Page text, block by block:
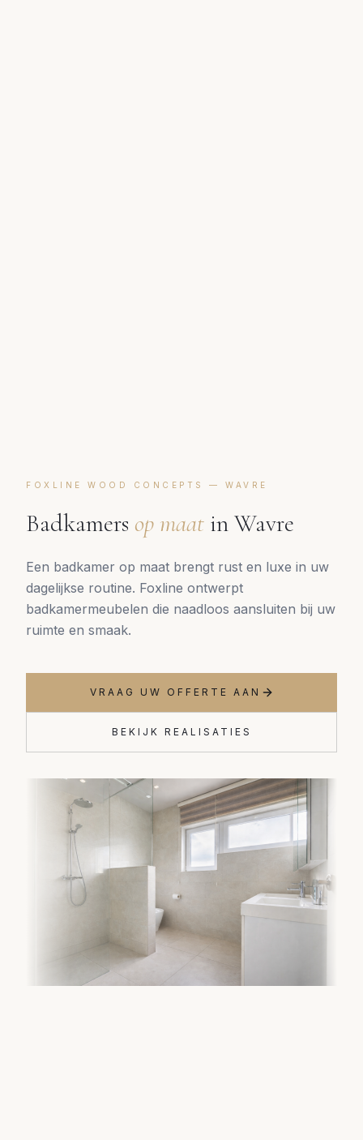
FOXLINE WOOD CONCEPTS — WAVRE
Badkamers op maat inWavre
Een badkamer op maat brengt rust en luxe in uw
dagelijkse routine. Foxline ontwerpt
badkamermeubelen die naadloos aansluiten bij uw
ruimte en smaak.
VRAAG UW OFFERTE AAN
BEKIJK REALISATIES